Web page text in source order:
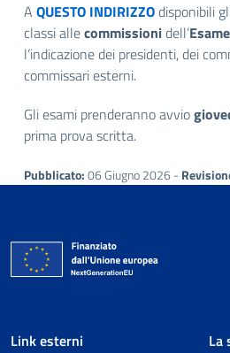
A QUESTO INDIRIZZOdisponibili
classi allecommissionidell’
l’indicazione dei presidenti, dei
commissari esterni.
Gli esami prenderanno avvio
prima prova scritta.
Pubblicato:06 Giugno 2026 -
Link esterni La